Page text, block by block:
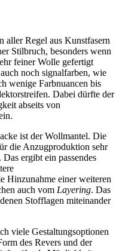
aller Regel aus Kunstfasern
Stilbruch, besonders wenn
feiner Wolle gefertigt
noch signalfarben, wie
wenige Farbnuancen bis
Dabei dürfte der
abseits von
ist der Wollmantel. Die
die Anzugproduktion sehr
ergibt ein passendes
Hinzunahme einer weiteren
auch vom Layering. Das
Stofflagen miteinander
viele Gestaltungsoptionen
des Revers und der